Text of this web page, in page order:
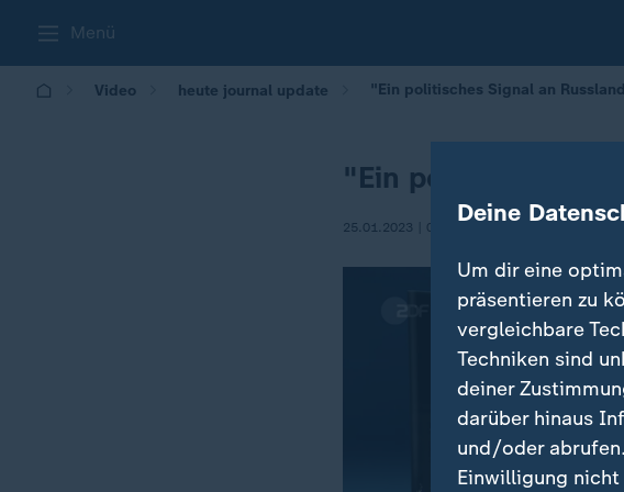
Menü
Video heute journal update "Ein politisches Signal an
"Ein politisches
25.01.2023 | 00:00
Es ist ein Fehler
Deine
Um dir eine
präsentieren zu
vergleichbare
Techniken sind
deiner
darüber hinaus
und/oder
Einwilligung